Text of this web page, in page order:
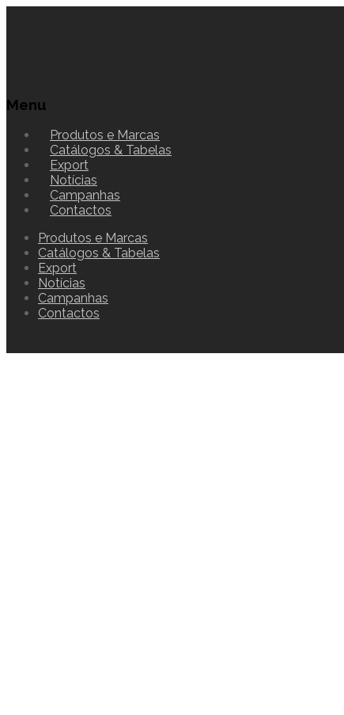
Menu
Produtos e Marcas
Catálogos & Tabelas
Export
Notícias
Campanhas
Contactos
Produtos e Marcas
Catálogos & Tabelas
Export
Notícias
Campanhas
Contactos